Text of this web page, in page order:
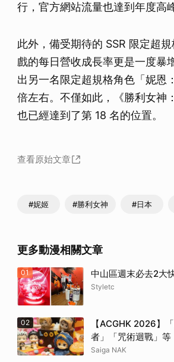
行，官方網站流量也達到年度高峰
此外，備受期待的 SSR 限定超
戲的每日營收成長率更是一度暴
出另一名限定超規格角色「妮恩
倍左右。不僅如此，《勝利女神
也已經達到了第 18 名的位置。
查看原始文章
#妮姬 #勝利女神 #日本
更多動漫相關文章
01 中山區週末必去2大
Styletc
02
【ACGHK 2026】
者」「咒術迴戰」等
Saiga NAK